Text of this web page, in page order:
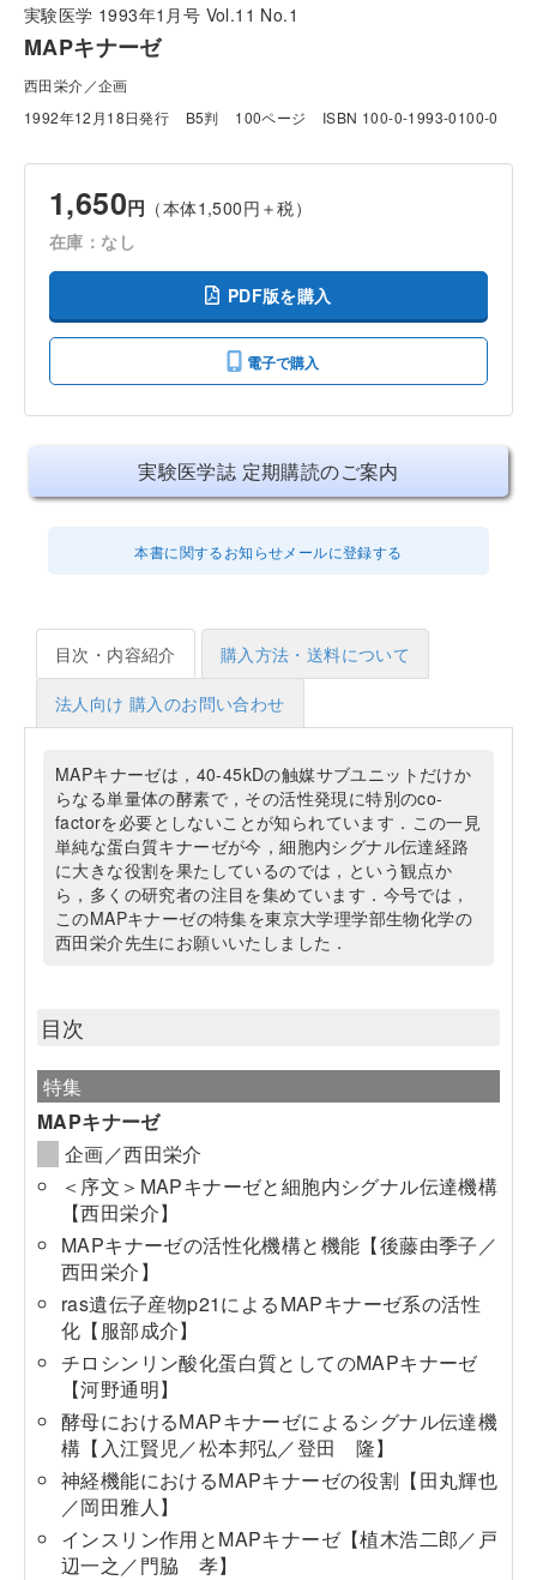
実験医学 1993年1月号 Vol.11 No.1
MAPキナーゼ
西田栄介／企画
1992年12月18日発行
B5判 100ページ ISBN 100-0-1993-0100-0
1,650円 （本体1,500円＋税）
在庫：なし
PDF版を購入
電子で購入
実験医学誌 定期購読のご案内
本書に関するお知らせメールに登録する
目次・内容紹介 購入方法・送料について
法人向け 購入のお問い合わせ
MAPキナーゼは，40-45kDの触媒サブユニットだけか
らなる単量体の酵素で，その活性発現に特別のco-
factorを必要としないことが知られています．この一見
単純な蛋白質キナーゼが今，細胞内シグナル伝達経路
に大きな役割を果たしているのでは，という観点か
ら，多くの研究者の注目を集めています．今号では，
このMAPキナーゼの特集を東京大学理学部生物化学の
西田栄介先生にお願いいたしました．
目次
特集
MAPキナーゼ
企画／西田栄介
＜序文＞MAPキナーゼと細胞内シグナル伝達機構
【西田栄介】
MAPキナーゼの活性化機構と機能【後藤由季子／
西田栄介】
ras遺伝子産物p21によるMAPキナーゼ系の活性
化【服部成介】
チロシンリン酸化蛋白質としてのMAPキナーゼ
【河野通明】
酵母におけるMAPキナーゼによるシグナル伝達機
構【入江賢児／松本邦弘／登田 隆】
神経機能におけるMAPキナーゼの役割【田丸輝也
／岡田雅人】
インスリン作用とMAPキナーゼ【植木浩二郎／戸
辺一之／門脇 孝】